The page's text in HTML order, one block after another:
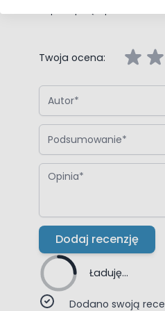
Twoja ocena:
Autor
Podsumowanie
Opinia
Dodaj recenzję
Ładuję...
Dodano swoją